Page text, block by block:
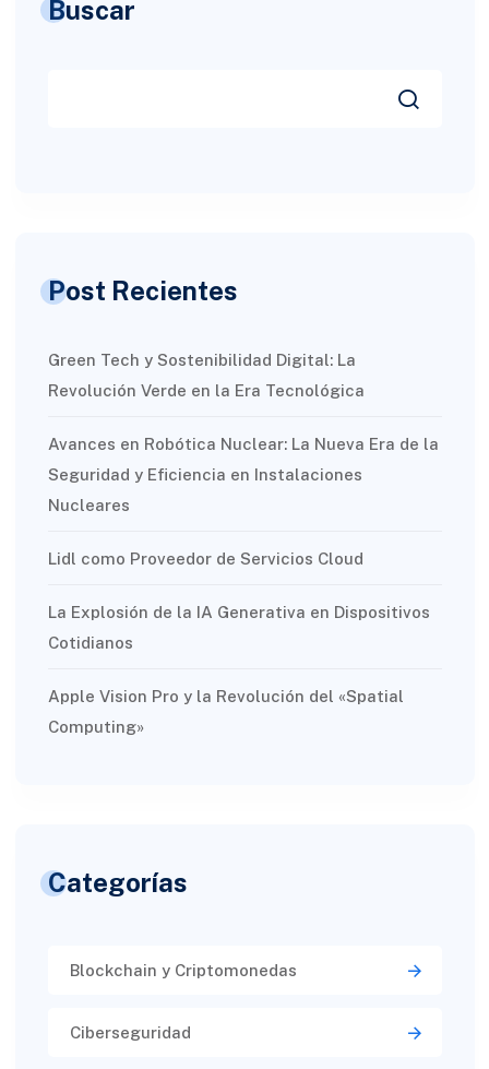
Buscar
Post Recientes
Green Tech y Sostenibilidad Digital: La
Revolución Verde en la Era Tecnológica
Avances en Robótica Nuclear: La Nueva Era de la
Seguridad y Eficiencia en Instalaciones
Nucleares
Lidl como Proveedor de Servicios Cloud
La Explosión de la IA Generativa en Dispositivos
Cotidianos
Apple Vision Pro y la Revolución del «Spatial
Computing»
Categorías
Blockchain y Criptomonedas
Ciberseguridad​